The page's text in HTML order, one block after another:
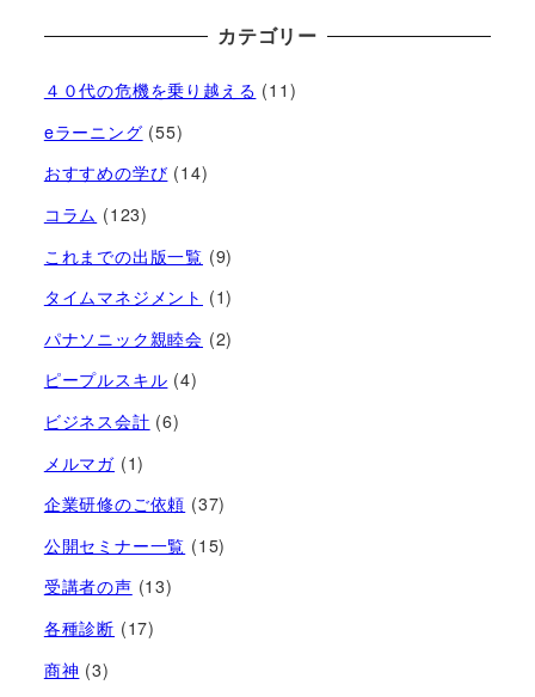
カテゴリー
４０代の危機を乗り越える (11)
eラーニング (55)
おすすめの学び (14)
コラム (123)
これまでの出版一覧 (9)
タイムマネジメント (1)
パナソニック親睦会 (2)
ピープルスキル (4)
ビジネス会計 (6)
メルマガ (1)
企業研修のご依頼 (37)
公開セミナー一覧 (15)
受講者の声 (13)
各種診断 (17)
商神 (3)